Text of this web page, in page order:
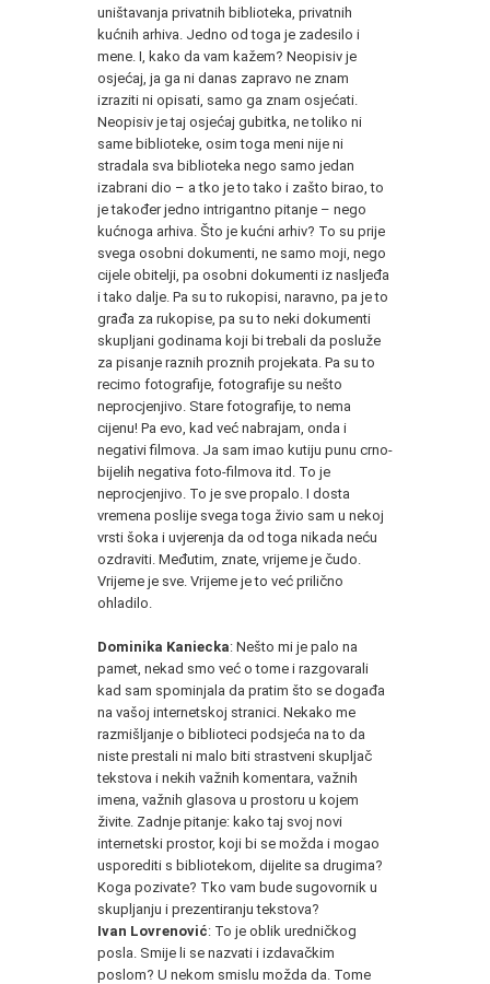
uništavanja privatnih biblioteka, privatnih
kućnih arhiva. Jedno od toga je zadesilo i
mene. I, kako da vam kažem? Neopisiv je
osjećaj, ja ga ni danas zapravo ne znam
izraziti ni opisati, samo ga znam osjećati.
Neopisiv je taj osjećaj gubitka, ne toliko ni
same biblioteke, osim toga meni nije ni
stradala sva biblioteka nego samo jedan
izabrani dio – a tko je to tako i zašto birao, to
je također jedno intrigantno pitanje – nego
kućnoga arhiva. Što je kućni arhiv? To su prije
svega osobni dokumenti, ne samo moji, nego
cijele obitelji, pa osobni dokumenti iz nasljeđa
i tako dalje. Pa su to rukopisi, naravno, pa je to
građa za rukopise, pa su to neki dokumenti
skupljani godinama koji bi trebali da posluže
za pisanje raznih proznih projekata. Pa su to
recimo fotografije, fotografije su nešto
neprocjenjivo. Stare fotografije, to nema
cijenu! Pa evo, kad već nabrajam, onda i
negativi filmova. Ja sam imao kutiju punu crno-
bijelih negativa foto-filmova itd. To je
neprocjenjivo. To je sve propalo. I dosta
vremena poslije svega toga živio sam u nekoj
vrsti šoka i uvjerenja da od toga nikada neću
ozdraviti. Međutim, znate, vrijeme je čudo.
Vrijeme je sve. Vrijeme je to već prilično
ohladilo.
Dominika Kaniecka: Nešto mi je palo na
pamet, nekad smo već o tome i razgovarali
kad sam spominjala da pratim što se događa
na vašoj internetskoj stranici. Nekako me
razmišljanje o biblioteci podsjeća na to da
niste prestali ni malo biti strastveni skupljač
tekstova i nekih važnih komentara, važnih
imena, važnih glasova u prostoru u kojem
živite. Zadnje pitanje: kako taj svoj novi
internetski prostor, koji bi se možda i mogao
usporediti s bibliotekom, dijelite sa drugima?
Koga pozivate? Tko vam bude sugovornik u
skupljanju i prezentiranju tekstova?
Ivan Lovrenović: To je oblik uredničkog
posla. Smije li se nazvati i izdavačkim
poslom? U nekom smislu možda da. Tome